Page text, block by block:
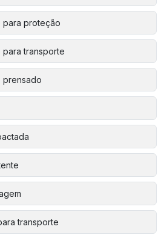
para proteção
transporte
prensado
transporte